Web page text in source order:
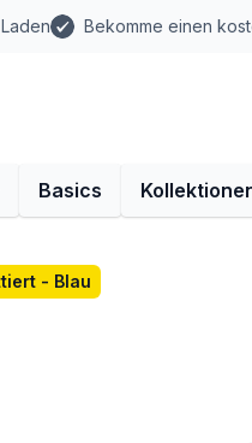
Bekomme einen
Basics
- Blau